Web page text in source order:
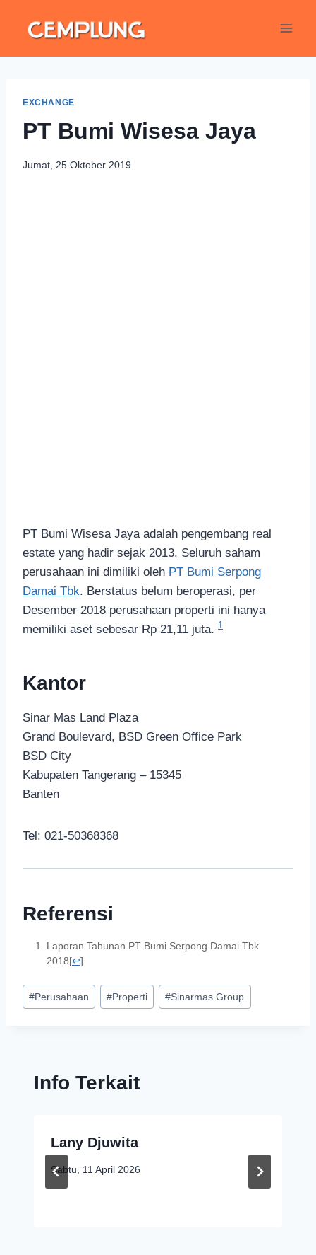
EXCHANGE
PT Bumi Wisesa Jaya
Jumat, 25 Oktober 2019
PT Bumi Wisesa Jaya adalah pengembang real
estate yang hadir sejak 2013. Seluruh saham
perusahaan ini dimiliki oleh PT Bumi Serpong
Damai Tbk. Berstatus belum beroperasi, per
Desember 2018 perusahaan properti ini hanya
memiliki aset sebesar Rp 21,11 juta. 1
Kantor
Sinar Mas Land Plaza
Grand Boulevard, BSD Green Office Park
BSD City
Kabupaten Tangerang – 15345
Banten
Tel: 021-50368368
Referensi
Laporan Tahunan PT Bumi Serpong Damai Tbk
2018[↩]
#Perusahaan #Properti #Sinarmas Group
Info Terkait
Lany Djuwita
Sabtu, 11 April 2026